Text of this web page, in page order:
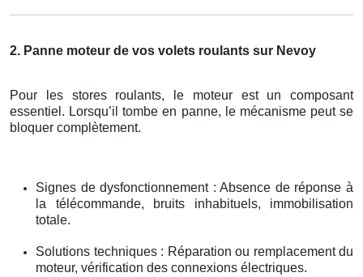
2. Panne moteur de vos volets roulants sur Nevoy
Pour les stores roulants, le moteur est un composant
essentiel. Lorsqu’il tombe en panne, le mécanisme peut se
bloquer complètement.
Signes de dysfonctionnement : Absence de réponse à
la télécommande, bruits inhabituels, immobilisation
totale.
Solutions techniques : Réparation ou remplacement du
moteur, vérification des connexions électriques.